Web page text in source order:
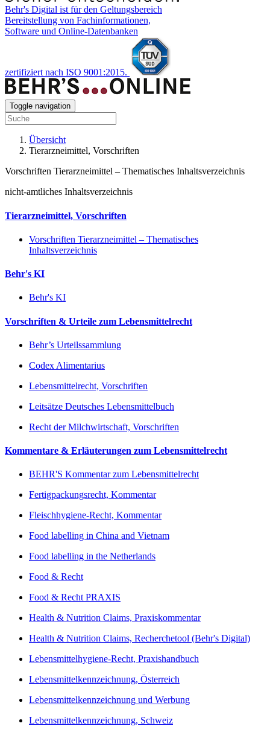
Behr's Digital ist für den Geltungsbereich
Bereitstellung von Fachinformationen,
Software und Online-Datenbanken
zertifiziert nach ISO 9001:2015.
Toggle navigation
Übersicht
Tierarzneimittel, Vorschriften
Vorschriften Tierarzneimittel – Thematisches Inhaltsverzeichnis
nicht-amtliches Inhaltsverzeichnis
Tierarzneimittel, Vorschriften
Vorschriften Tierarzneimittel – Thematisches
Inhaltsverzeichnis
Behr's KI
Behr's KI
Vorschriften & Urteile zum Lebensmittelrecht
Behr’s Urteilssammlung
Codex Alimentarius
Lebensmittelrecht, Vorschriften
Leitsätze Deutsches Lebensmittelbuch
Recht der Milchwirtschaft, Vorschriften
Kommentare & Erläuterungen zum Lebensmittelrecht
BEHR'S Kommentar zum Lebensmittelrecht
Fertigpackungsrecht, Kommentar
Fleischhygiene-Recht, Kommentar
Food labelling in China and Vietnam
Food labelling in the Netherlands
Food & Recht
Food & Recht PRAXIS
Health & Nutrition Claims, Praxiskommentar
Health & Nutrition Claims, Recherchetool (Behr's Digital)
Lebensmittelhygiene-Recht, Praxishandbuch
Lebensmittelkennzeichnung, Österreich
Lebensmittelkennzeichnung und Werbung
Lebensmittelkennzeichnung, Schweiz